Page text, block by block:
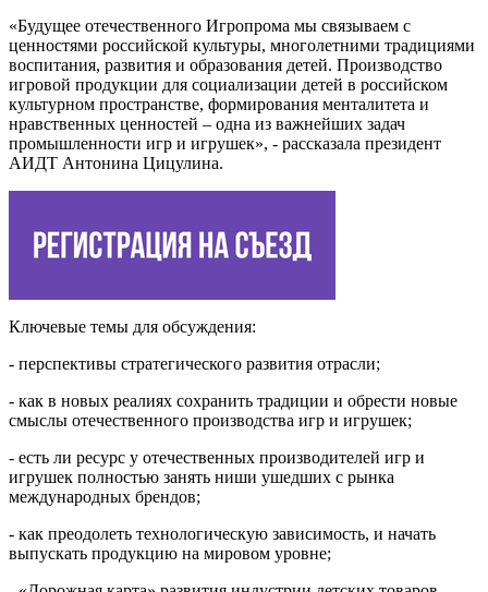
«Будущее отечественного Игропрома мы связываем с
ценностями российской культуры, многолетними традициями
воспитания, развития и образования детей. Производство
игровой продукции для социализации детей в российском
культурном пространстве, формирования менталитета и
нравственных ценностей – одна из важнейших задач
промышленности игр и игрушек», - рассказала президент
АИДТ Антонина Цицулина.
Ключевые темы для обсуждения:
- перспективы стратегического развития отрасли;
- как в новых реалиях сохранить традиции и обрести новые
смыслы отечественного производства игр и игрушек;
- есть ли ресурс у отечественных производителей игр и
игрушек полностью занять ниши ушедших с рынка
международных брендов;
- как преодолеть технологическую зависимость, и начать
выпускать продукцию на мировом уровне;